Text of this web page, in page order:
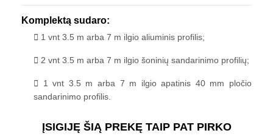
Komplektą sudaro:
1 vnt 3.5 m arba 7 m ilgio aliuminis profilis;
2 vnt 3.5 m arba 7 m ilgio šoninių sandarinimo profilių;
1 vnt 3.5 m arba 7 m ilgio apatinis 40 mm pločio
sandarinimo profilis.
ĮSIGIJĘ ŠIĄ PREKĘ TAIP PAT PIRKO